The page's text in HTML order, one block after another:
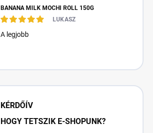
BANANA MILK MOCHI ROLL 150G
LUKASZ
A legjobb
KÉRDŐÍV
HOGY TETSZIK E-SHOPUNK?